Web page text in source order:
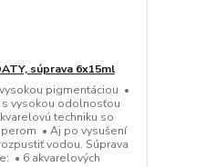
súprava 6x15ml
pigmentáciou •
vysokou odolnosťou
techniku so
• Aj po vysušení
vodou. Súprava
• 6 akvarelových